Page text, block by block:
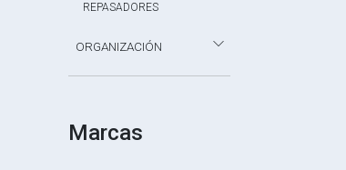
REPASADORES
ORGANIZACIÓN
Marcas